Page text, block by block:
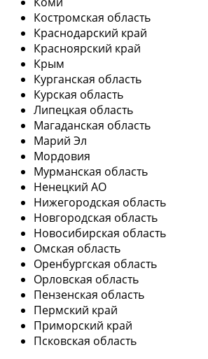
Костромская область
Краснодарский край
Красноярский край
Крым
Курганская область
Курская область
Липецкая область
Магаданская область
Марий Эл
Мордовия
Мурманская область
Ненецкий АО
Нижегородская область
Новгородская область
Новосибирская область
Омская область
Оренбургская область
Орловская область
Пензенская область
Пермский край
Приморский край
Псковская область